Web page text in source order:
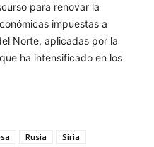
para renovar la
impuestas a
Norte, aplicadas por la
ha intensificado en los
Rusia Siria